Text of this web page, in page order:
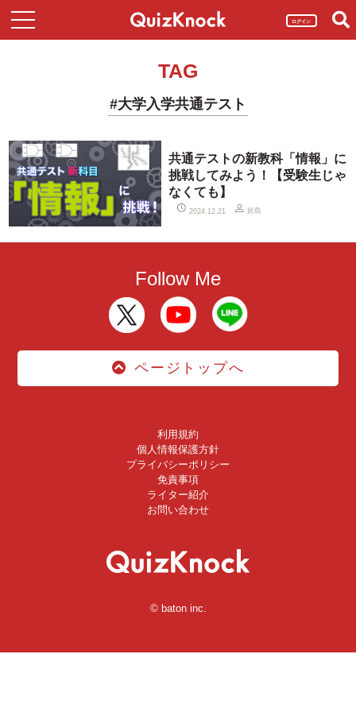
ログイン
TAG
#大学入学共通テスト
共通テストの新教科「情報」に
挑戦してみよう！【受験生じゃ
なくても】
2024.12.21 於島
Follow Me
ページトップへ
利用規約
個人情報保護方針
プライバシーポリシー
免責事項
ライター紹介
お問い合わせ
© baton inc.